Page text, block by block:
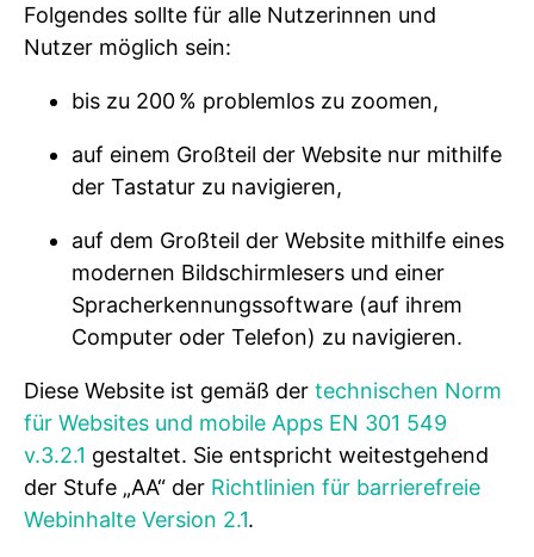
Folgendes sollte für alle Nutzerinnen und
Nutzer möglich sein:
bis zu 200 % problemlos zu zoomen,
auf einem Großteil der Website nur mithilfe
der Tastatur zu navigieren,
auf dem Großteil der Website mithilfe eines
modernen Bildschirmlesers und einer
Spracherkennungssoftware (auf ihrem
Computer oder Telefon) zu navigieren.
Diese Website ist gemäß der technischen Norm
für Websites und mobile Apps EN 301 549
v.3.2.1 gestaltet. Sie entspricht weitestgehend
der Stufe „AA“ der Richtlinien für barrierefreie
Webinhalte Version 2.1.